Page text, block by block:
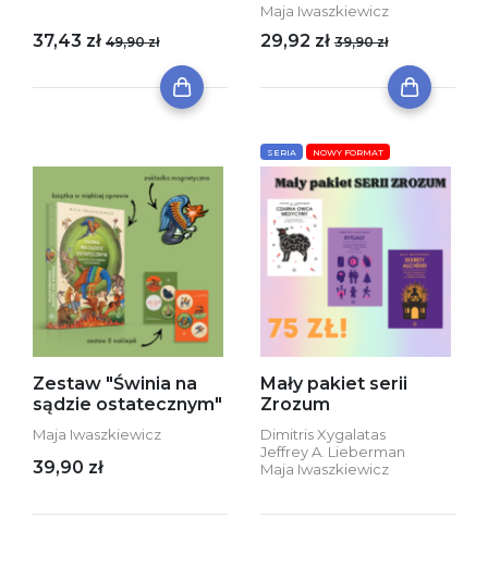
37,43 zł 49,90 zł
Maja Iwaszkiewicz
29,92 zł 39,90 zł
Zestaw "Świnia na
sądzie ostatecznym"
Maja Iwaszkiewicz
39,90 zł
SERIA NOWY FORMAT
Mały pakiet serii
Zrozum
Dimitris Xygalatas
Jeffrey A. Lieberman
Maja Iwaszkiewicz